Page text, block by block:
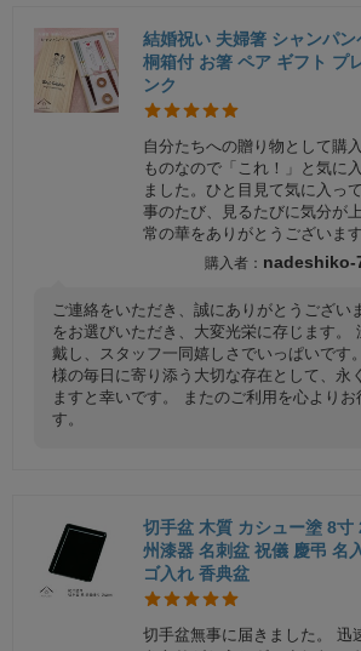
結婚祝い 夫婦箸 シャンパン
桐箱付 お箸 ペア ギフト プ
ンク
自分たちへの贈り物として購
ものなので「これ！」と気に
ました。ひと目見て気に入っ
事のたび、見るたびに気分が
常の華をありがとうございま
nadeshiko-
ご連絡をいただき、誠にありがとうござい
をお選びいただき、大変光栄に存じます。
戴し、スタッフ一同嬉しさでいっぱいです
様の毎日に寄り添う大切な存在として、永
ますと幸いです。 またのご利用を心よりお
す。
切手盆 木質 カシュー塗 8
州漆器 名刺盆 祝儀 慶弔 名
ゴ入れ 香典盆
切手盆無事に届きました。 迅